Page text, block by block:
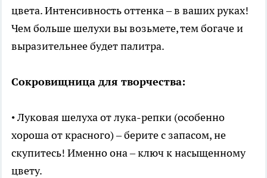
цвета. Интенсивность оттенка – в ваших руках!
Чем больше шелухи вы возьмете, тем богаче и
выразительнее будет палитра.
Сокровищница для творчества:
• Луковая шелуха от лука-репки (особенно
хороша от красного) – берите с запасом, не
скупитесь! Именно она – ключ к насыщенному
цвету.